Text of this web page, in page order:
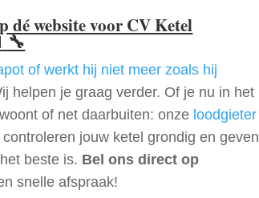
dé website voor CV Ketel
🔧
of werkt hij niet meer zoals hij
helpen je graag verder. Of je nu in het
of net daarbuiten: onze loodgieter
jouw ketel grondig en geven
beste is. Bel ons direct op
snelle afspraak!